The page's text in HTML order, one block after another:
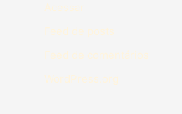
Acessar
Feed de posts
Feed de comentários
WordPress.org